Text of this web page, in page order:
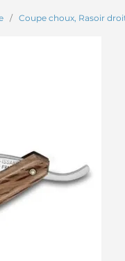
Coupe choux, Rasoir